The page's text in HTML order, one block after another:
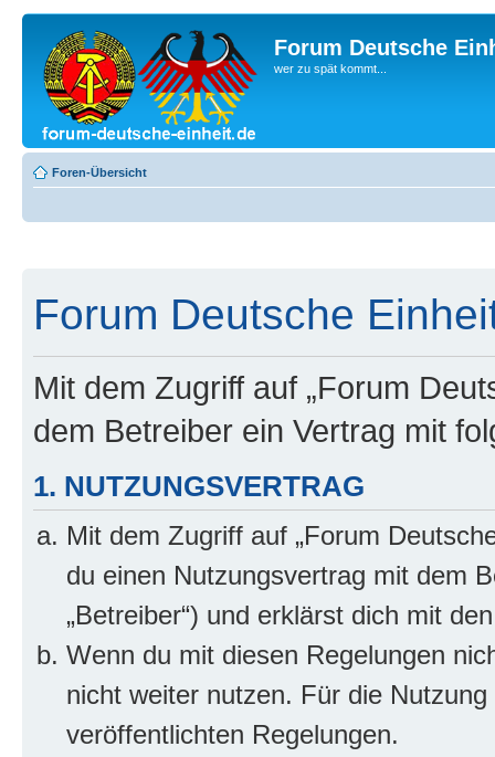
Forum Deutsche
wer zu spät kommt...
Foren-Übersicht
Forum Deutsche
Mit dem Zugriff auf „Forum
dem Betreiber ein Vertrag mit
1. NUTZUNGSVERTRAG
Mit dem Zugriff auf „Forum
du einen Nutzungsvertrag mit dem
„Betreiber“) und erklärst dich mit
Wenn du mit diesen Regelungen
nicht weiter nutzen. Für die
veröffentlichten Regelungen.